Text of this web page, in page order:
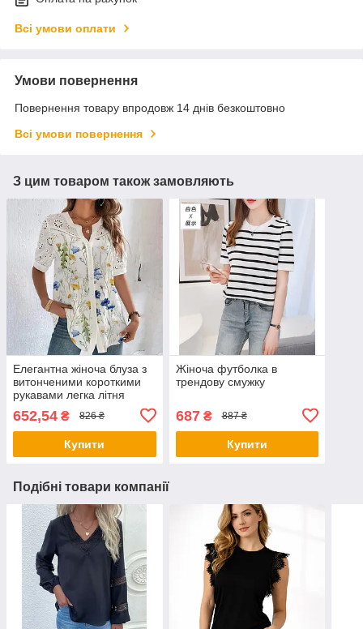
Всі умови оплати
Умови повернення
Повернення товару впродовж 14 днів безкоштовно
Всі умови повернення
З цим товаром також замовляють
Елегантна жіноча блуза з
витонченими короткими
рукавами легка літня
блузка з волошками великі
розміри
652,54 ₴ 826 ₴
Купити
Жіноча футболка в
трендову смужку
687₴ 887 ₴
Купити
Подібні товари компанії